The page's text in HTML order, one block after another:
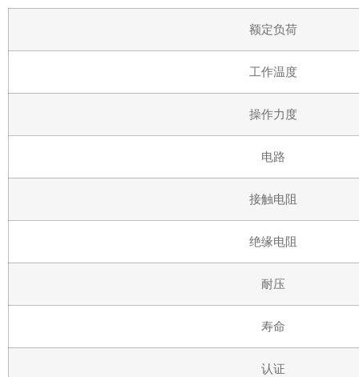
额定负荷
工作温度
操作力度
电路
接触电阻
绝缘电阻
耐压
寿命
认证